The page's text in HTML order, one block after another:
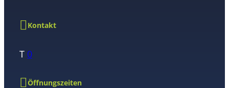
Kontakt
T 0
Öffnungszeiten